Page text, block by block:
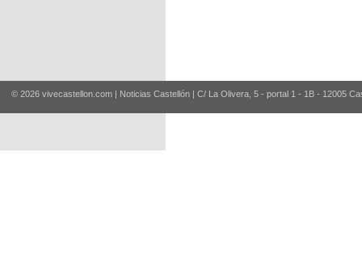
© 2026 vivecastellon.com | Noticias Castellón | C/ La Olivera, 5 - portal 1 - 1B - 12005